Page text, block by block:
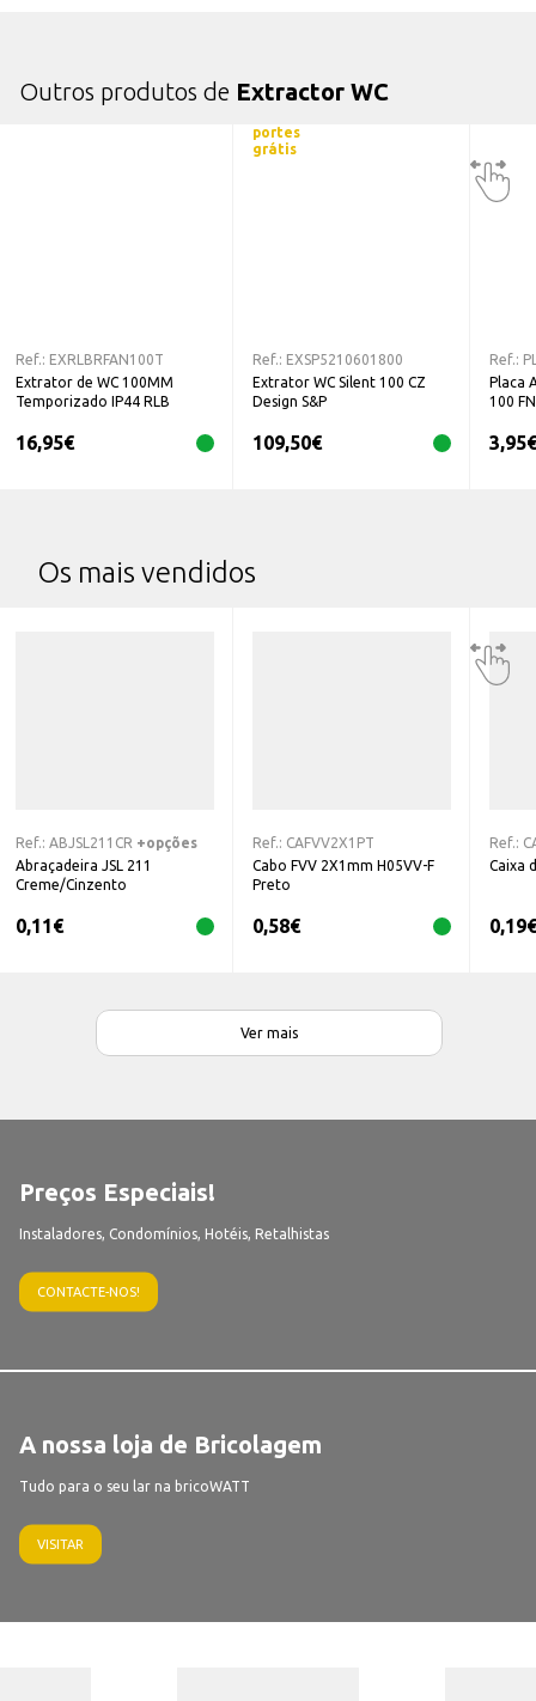
Outros produtos de Extractor WC
Ref.: EXRLBRFAN100T
Extrator de WC 100MM
Temporizado IP44 RLB
16,95€
portes
grátis
Ref.: EXSP5210601800
Extrator WC Silent 100 CZ
Design S&P
109,50€
Ref.:
Placa
100
3,95€
Os mais vendidos
Ref.: ABJSL211CR +opções
Abraçadeira JSL 211
Creme/Cinzento
0,11€
Ref.: CAFVV2X1PT
Cabo FVV 2X1mm H05VV-F
Preto
0,58€
Ref.:
Caixa
0,19€
Ver mais
Preços Especiais!
Instaladores, Condomínios, Hotéis, Retalhistas
CONTACTE-NOS!
A nossa loja de Bricolagem
Tudo para o seu lar na bricoWATT
VISITAR